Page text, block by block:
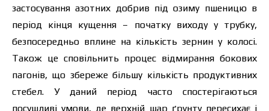
застосування азотних добрив під озиму пшеницю в
період кінця кущення – початку виходу у трубку,
безпосередньо вплине на кількість зернин у колосі.
Також це сповільнить процес відмирання бокових
пагонів, що збереже більшу кількість продуктивних
стебел. У даний період часто спостерігаються
посушливі умови, де верхній шар ґрунту пересихає і
Я ознайомився та приймаю політику
захисту персональних даних.
Я ознайомився та приймаю політику
захисту персональних даних.
Завантажити каталог